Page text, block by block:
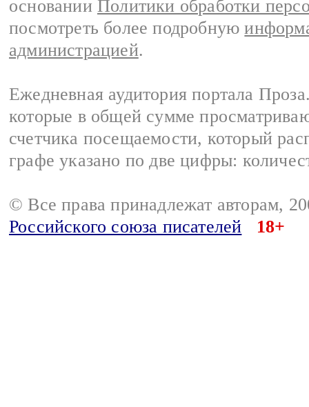
основании Политики обработки
посмотреть более подробную
администрацией.
Ежедневная аудитория портала
которые в общей сумме
счетчика посещаемости, который
графе указано по две цифры:
© Все права принадлежат авторам,
Российского союза писателей
18+